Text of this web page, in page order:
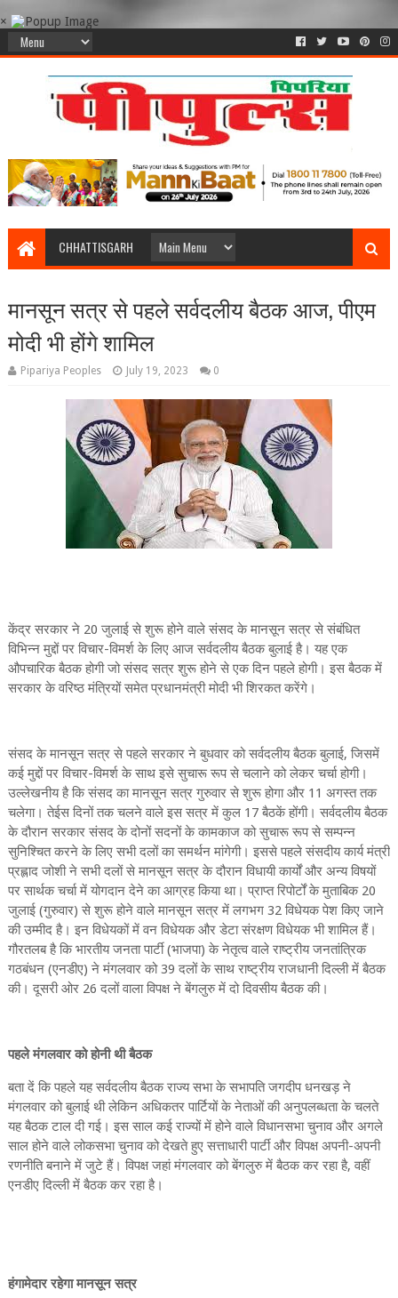
×
CHHATTISGARH
मानसून सत्र से पहले सर्वदलीय बैठक आज, पीएम
मोदी भी होंगे शामिल
Pipariya Peoples July 19, 2023 0
केंद्र सरकार ने 20 जुलाई से शुरू होने वाले संसद के मानसून सत्र से संबंधित
विभिन्न मुद्दों पर विचार-विमर्श के लिए आज सर्वदलीय बैठक बुलाई है। यह एक
औपचारिक बैठक होगी जो संसद सत्र शुरू होने से एक दिन पहले होगी। इस बैठक में
सरकार के वरिष्ठ मंत्रियों समेत प्रधानमंत्री मोदी भी शिरकत करेंगे।
संसद के मानसून सत्र से पहले सरकार ने बुधवार को सर्वदलीय बैठक बुलाई, जिसमें
कई मुद्दों पर विचार-विमर्श के साथ इसे सुचारू रूप से चलाने को लेकर चर्चा होगी।
उल्लेखनीय है कि संसद का मानसून सत्र गुरुवार से शुरू होगा और 11 अगस्त तक
चलेगा। तेईस दिनों तक चलने वाले इस सत्र में कुल 17 बैठकें होंगी। सर्वदलीय बैठक
के दौरान सरकार संसद के दोनों सदनों के कामकाज को सुचारू रूप से सम्पन्न
सुनिश्चित करने के लिए सभी दलों का समर्थन मांगेगी। इससे पहले संसदीय कार्य मंत्री
प्रह्लाद जोशी ने सभी दलों से मानसून सत्र के दौरान विधायी कार्यों और अन्य विषयों
पर सार्थक चर्चा में योगदान देने का आग्रह किया था। प्राप्त रिपोर्टों के मुताबिक 20
जुलाई (गुरुवार) से शुरू होने वाले मानसून सत्र में लगभग 32 विधेयक पेश किए जाने
की उम्मीद है। इन विधेयकों में वन विधेयक और डेटा संरक्षण विधेयक भी शामिल हैं।
गौरतलब है कि भारतीय जनता पार्टी (भाजपा) के नेतृत्व वाले राष्ट्रीय जनतांत्रिक
गठबंधन (एनडीए) ने मंगलवार को 39 दलों के साथ राष्ट्रीय राजधानी दिल्ली में बैठक
की। दूसरी ओर 26 दलों वाला विपक्ष ने बेंगलुरु में दो दिवसीय बैठक की।
पहले मंगलवार को होनी थी बैठक
बता दें कि पहले यह सर्वदलीय बैठक राज्य सभा के सभापति जगदीप धनखड़ ने
मंगलवार को बुलाई थी लेकिन अधिकतर पार्टियों के नेताओं की अनुपलब्धता के चलते
यह बैठक टाल दी गई। इस साल कई राज्यों में होने वाले विधानसभा चुनाव और अगले
साल होने वाले लोकसभा चुनाव को देखते हुए सत्ताधारी पार्टी और विपक्ष अपनी-अपनी
रणनीति बनाने में जुटे हैं। विपक्ष जहां मंगलवार को बेंगलुरु में बैठक कर रहा है, वहीं
एनडीए दिल्ली में बैठक कर रहा है।
हंगामेदार रहेगा मानसून सत्र